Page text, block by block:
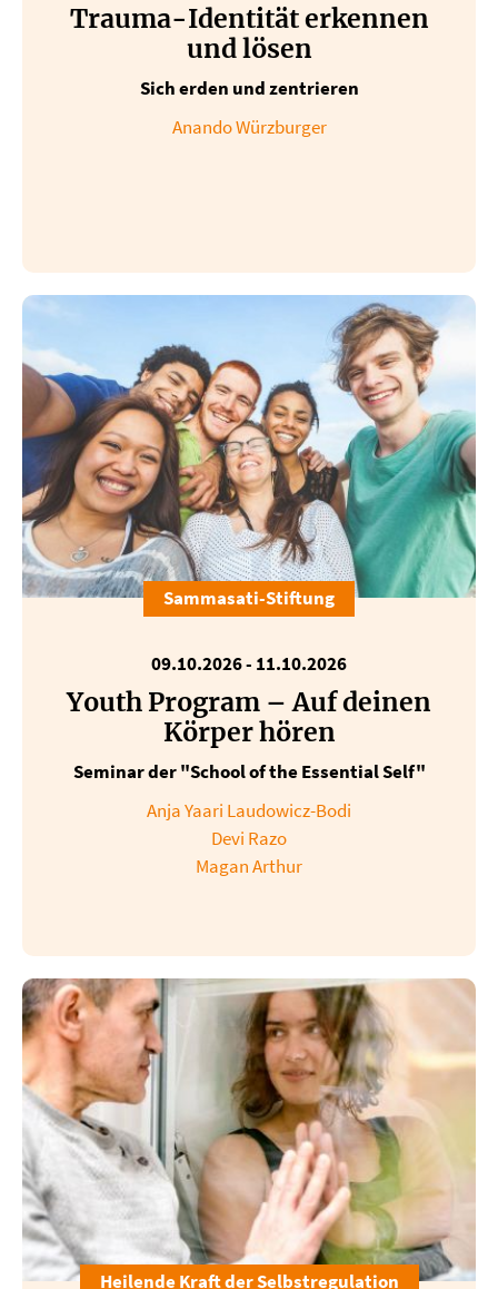
Trauma-Identität erkennen
und lösen
Sich erden und zentrieren
Anando Würzburger
Sammasati-Stiftung
09.10.2026 - 11.10.2026
Youth Program – Auf deinen
Körper hören
Seminar der "School of the Essential Self"
Anja Yaari Laudowicz-Bodi
Devi Razo
Magan Arthur
Heilende Kraft der Selbstregulation